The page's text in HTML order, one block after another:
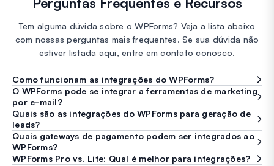
Tem alguma dúvida sobre o WPForms? Veja a lista abaixo
com nossas perguntas mais frequentes. Se sua dúvida não
estiver listada aqui, entre em contato conosco.
Como funcionam as integrações do WPForms?
O WPForms pode se integrar a ferramentas de marketing
por e-mail?
Quais são as integrações do WPForms para geração de
leads?
Quais gateways de pagamento podem ser integrados ao
WPForms?
WPForms Pro vs. Lite: Qual é melhor para integrações?